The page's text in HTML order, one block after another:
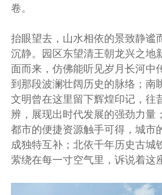
卷。
抬眼望去，山水相依的景致静谧
沉静。园区东望清王朝龙兴之地
面而来，仿佛能听见岁月长河中
到那段波澜壮阔历史的脉络；南
文明曾在这里留下辉煌印记，往
辨，展现出时代发展的强劲力量
都市的便捷资源触手可得，城市
成独特互补；北依千年历史古城
萦绕在每一寸空气里，诉说着这